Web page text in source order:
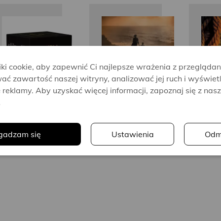
Ken Follett Ken Follett
cookie, aby zapewnić Ci najlepsze wrażenia z
zawartość naszej witryny, analizować jej ruch i
Aby uzyskać więcej informacji, zapoznaj się z
się Ustawienia